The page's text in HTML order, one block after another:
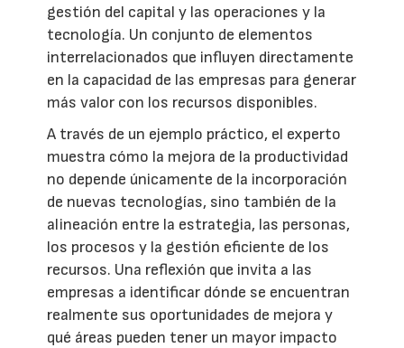
gestión del capital y las operaciones y la
tecnología. Un conjunto de elementos
interrelacionados que influyen directamente
en la capacidad de las empresas para generar
más valor con los recursos disponibles.
A través de un ejemplo práctico, el experto
muestra cómo la mejora de la productividad
no depende únicamente de la incorporación
de nuevas tecnologías, sino también de la
alineación entre la estrategia, las personas,
los procesos y la gestión eficiente de los
recursos. Una reflexión que invita a las
empresas a identificar dónde se encuentran
realmente sus oportunidades de mejora y
qué áreas pueden tener un mayor impacto